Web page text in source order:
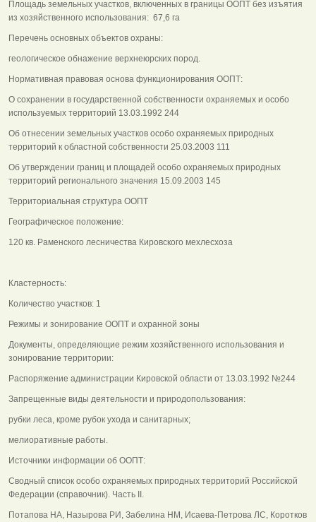
Площадь земельных участков, включенных в границы ООПТ без изъятия
из хозяйственного использования: 67,6 га
Перечень основных объектов охраны:
геологическое обнажение верхнеюрских пород.
Нормативная правовая основа функционирования ООПТ:
О сохранении в государственной собственности охраняемых и особо
используемых территорий 13.03.1992 244
Об отнесении земельных участков особо охраняемых природных
территорий к областной собственности 25.03.2003 111
Об утверждении границ и площадей особо охраняемых природных
территорий регионального значения 15.09.2003 145
Территориальная структура ООПТ
Географическое положение:
120 кв. Раменского лесничества Кировского мехлесхоза
Кластерность:
Количество участков: 1
Режимы и зонирование ООПТ и охранной зоны
Документы, определяющие режим хозяйственного использования и
зонирование территории:
Распоряжение администрации Кировской области от 13.03.1992 №244
Запрещенные виды деятельности и природопользования:
рубки леса, кроме рубок ухода и санитарных;
мелиоративные работы.
Источники информации об ООПТ:
Сводный список особо охраняемых природных территорий Российской
Федерации (справочник). Часть II.
Потапова НА, Назырова РИ, Забелина НМ, Исаева-Петрова ЛС, Коротков